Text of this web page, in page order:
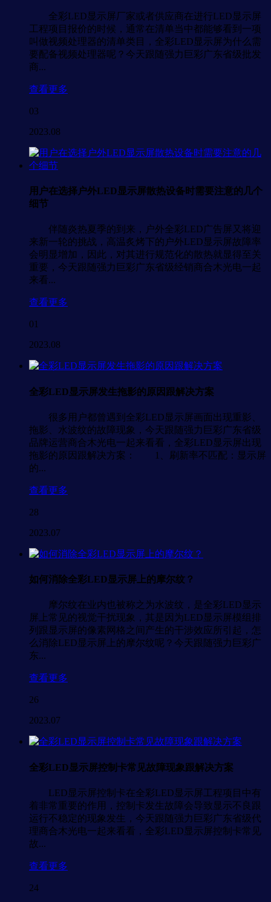
全彩LED显示屏厂家或者供应商在进行LED显示屏
工程项目报价的时候，通常在清单当中都能够看到一项
叫做视频处理器的清单类目，全彩LED显示屏为什么需
要配备视频处理器呢？今天跟随强力巨彩广东省级批发
商...
查看更多
03
2023.08
用户在选择户外LED显示屏散热设备时需要注意的几个
细节
伴随炎热夏季的到来，户外全彩LED广告屏又将迎
来新一轮的挑战，高温炙烤下的户外LED显示屏故障率
会明显增加，因此，对其进行规范化的散热就显得至关
重要，今天跟随强力巨彩广东省级经销商合木光电一起
来看...
查看更多
01
2023.08
全彩LED显示屏发生拖影的原因跟解决方案
很多用户都曾遇到全彩LED显示屏画面出现重影、
拖影、水波纹的故障现象，今天跟随强力巨彩广东省级
品牌运营商合木光电一起来看看，全彩LED显示屏出现
拖影的原因跟解决方案： 1、刷新率不匹配：显示屏
的...
查看更多
28
2023.07
如何消除全彩LED显示屏上的摩尔纹？
摩尔纹在业内也被称之为水波纹，是全彩LED显示
屏上常见的视觉干扰现象，其是因为LED显示屏模组排
列跟显示屏的像素网格之间产生的干涉效应所引起，怎
么消除LED显示屏上的摩尔纹呢？今天跟随强力巨彩广
东...
查看更多
26
2023.07
全彩LED显示屏控制卡常见故障现象跟解决方案
LED显示屏控制卡在全彩LED显示屏工程项目中有
着非常重要的作用，控制卡发生故障会导致显示不良跟
运行不稳定的现象发生，今天跟随强力巨彩广东省级代
理商合木光电一起来看看，全彩LED显示屏控制卡常见
故...
查看更多
24